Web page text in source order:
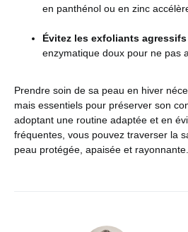
en panthénol ou en zinc
Évitez les exfoliants agressifs
enzymatique doux pour ne pas
Prendre soin de sa peau en hiver
mais essentiels pour préserver son
adoptant une routine adaptée et en
fréquentes, vous pouvez traverser la
peau protégée, apaisée et rayonnante.